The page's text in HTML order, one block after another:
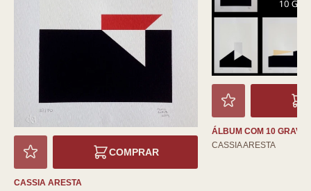
COMPRAR
CASSIA ARESTA
ÁLBUM COM 10
CASSIA ARESTA